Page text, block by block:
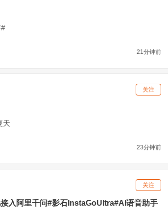
21分钟前
关注
天
23分钟前
关注
入阿里千问#影石InstaGoUltra#AI语音助手